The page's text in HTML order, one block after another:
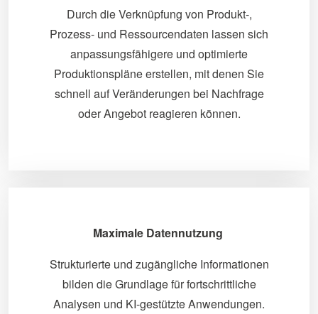
Durch die Verknüpfung von Produkt-,
Prozess- und Ressourcendaten lassen sich
anpassungsfähigere und optimierte
Produktionspläne erstellen, mit denen Sie
schnell auf Veränderungen bei Nachfrage
oder Angebot reagieren können.
Maximale Datennutzung
Strukturierte und zugängliche Informationen
bilden die Grundlage für fortschrittliche
Analysen und KI-gestützte Anwendungen.